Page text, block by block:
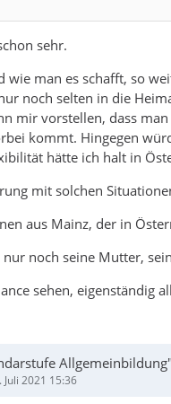
sehr.
wie man es schafft, so
noch selten in die
mir vorstellen, dass
kommt. Hingegen
hätte ich halt in
mit solchen
aus Mainz, der in
noch seine Mutter,
sehen, eigenständig
Juli 2021 15:36